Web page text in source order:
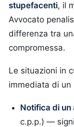
stupefacenti, il
Avvocato
differenza tra
compromessa.
Le situazioni in
immediata di un
Notifica di un
c.p.p.) —